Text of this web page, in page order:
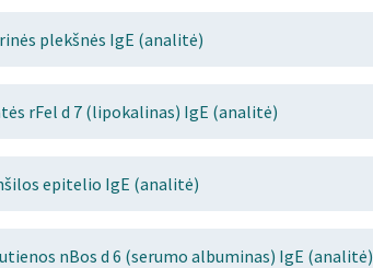
plekšnės IgE (analitė)
rFel d 7 (lipokalinas) IgE (analitė)
epitelio IgE (analitė)
nBos d 6 (serumo albuminas) IgE (analitė)